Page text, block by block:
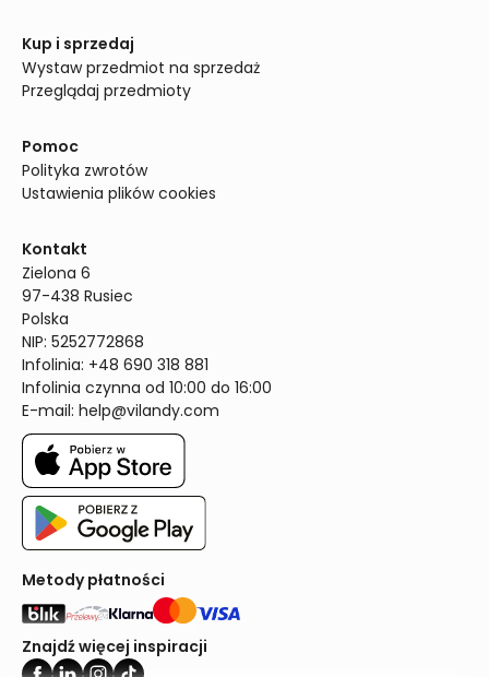
Kup i sprzedaj
Wystaw przedmiot na sprzedaż
Przeglądaj przedmioty
Pomoc
Polityka zwrotów
Ustawienia plików cookies
Kontakt
Zielona 6
97-438 Rusiec
Polska
NIP: 5252772868
Infolinia: +48 690 318 881
Infolinia czynna od 10:00 do 16:00
E-mail: help@vilandy.com
Metody płatności
Znajdź więcej inspiracji